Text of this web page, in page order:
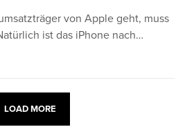
von Apple geht, muss
ist das iPhone nach…
LOAD MORE